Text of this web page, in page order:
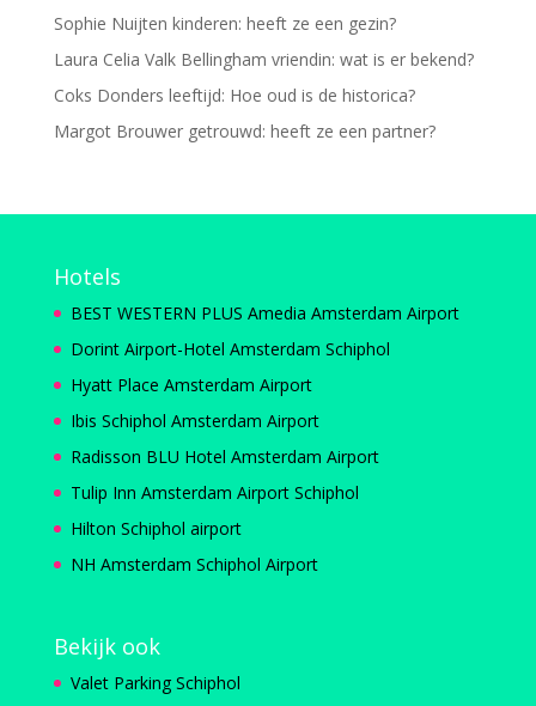
Sophie Nuijten kinderen: heeft ze een gezin?
Laura Celia Valk Bellingham vriendin: wat is er bekend?
Coks Donders leeftijd: Hoe oud is de historica?
Margot Brouwer getrouwd: heeft ze een partner?
Hotels
BEST WESTERN PLUS Amedia Amsterdam Airport
Dorint Airport-Hotel Amsterdam Schiphol
Hyatt Place Amsterdam Airport
Ibis Schiphol Amsterdam Airport
Radisson BLU Hotel Amsterdam Airport
Tulip Inn Amsterdam Airport Schiphol
Hilton Schiphol airport
NH Amsterdam Schiphol Airport
Bekijk ook
Valet Parking Schiphol